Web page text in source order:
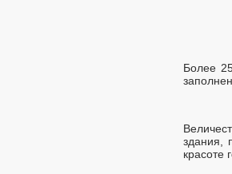
Более
здания,
красоте